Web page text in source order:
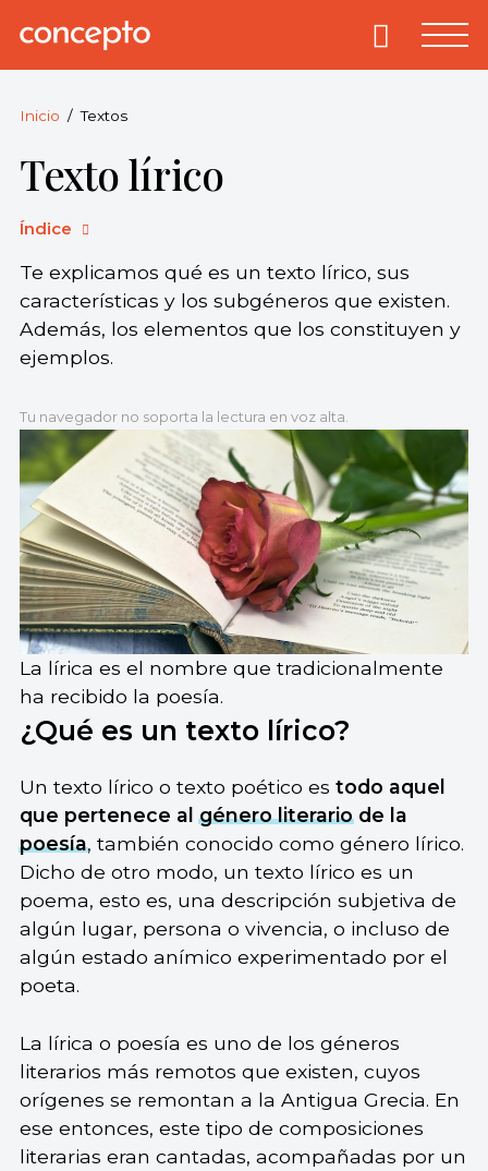
Concepto.
derechos
reservados.
Primary
Inicio Textos
Texto lírico
Índice
Te explicamos qué es un texto lírico, sus
características y los subgéneros que existen.
Además, los elementos que los constituyen y
ejemplos.
Tu navegador no soporta la lectura en voz alta.
La lírica es el nombre que tradicionalmente
ha recibido la poesía.
¿Qué es un texto lírico?
Un texto lírico o texto poético es todo aquel
que pertenece algénero literariode la
poesía, también conocido como género lírico.
Dicho de otro modo, un texto lírico es un
poema, esto es, una descripción subjetiva de
algún lugar, persona o vivencia, o incluso de
algún estado anímico experimentado por el
poeta.
La lírica o poesía es uno de los géneros
literarios más remotos que existen, cuyos
orígenes se remontan a la Antigua Grecia. En
ese entonces, este tipo de composiciones
literarias eran cantadas, acompañadas por un